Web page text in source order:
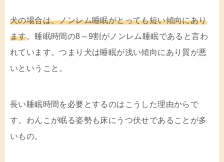
犬の場合は、ノンレム睡眠がとっても短い傾向にあり
ます。睡眠時間の8～9割がノンレム睡眠であると言わ
れています。つまり犬は睡眠が浅い傾向にあり質が悪
いということ。
長い睡眠時間を必要とするのはこうした理由からで
す。わんこが眠る姿勢も床にうつ伏せであることが多
いもの。